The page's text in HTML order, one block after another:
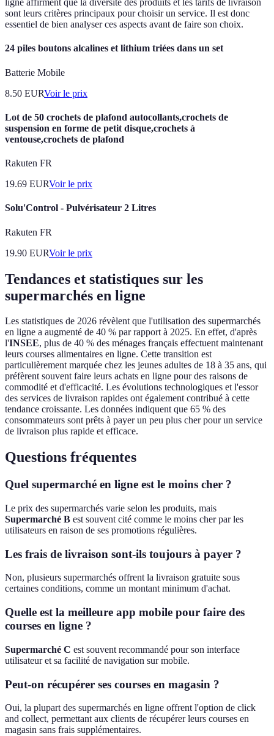
ligne affirment que la diversité des produits et les tarifs de livraison
sont leurs critères principaux pour choisir un service. Il est donc
essentiel de bien analyser ces aspects avant de faire son choix.
24 piles boutons alcalines et lithium triées dans un set
Batterie Mobile
8.50 EURVoir le prix
Lot de 50 crochets de plafond autocollants,crochets de
suspension en forme de petit disque,crochets à
ventouse,crochets de plafond
Rakuten FR
19.69 EURVoir le prix
Solu'Control - Pulvérisateur 2 Litres
Rakuten FR
19.90 EURVoir le prix
Tendances et statistiques sur les
supermarchés en ligne
Les statistiques de 2026 révèlent que l'utilisation des supermarchés
en ligne a augmenté de 40 % par rapport à 2025. En effet, d'après
l'INSEE, plus de 40 % des ménages français effectuent maintenant
leurs courses alimentaires en ligne. Cette transition est
particulièrement marquée chez les jeunes adultes de 18 à 35 ans, qui
préfèrent souvent faire leurs achats en ligne pour des raisons de
commodité et d'efficacité. Les évolutions technologiques et l'essor
des services de livraison rapides ont également contribué à cette
tendance croissante. Les données indiquent que 65 % des
consommateurs sont prêts à payer un peu plus cher pour un service
de livraison plus rapide et efficace.
Questions fréquentes
Quel supermarché en ligne est le moins cher ?
Le prix des supermarchés varie selon les produits, mais
Supermarché B est souvent cité comme le moins cher par les
utilisateurs en raison de ses promotions régulières.
Les frais de livraison sont-ils toujours à payer ?
Non, plusieurs supermarchés offrent la livraison gratuite sous
certaines conditions, comme un montant minimum d'achat.
Quelle est la meilleure app mobile pour faire des
courses en ligne ?
Supermarché C est souvent recommandé pour son interface
utilisateur et sa facilité de navigation sur mobile.
Peut-on récupérer ses courses en magasin ?
Oui, la plupart des supermarchés en ligne offrent l'option de click
and collect, permettant aux clients de récupérer leurs courses en
magasin sans frais supplémentaires.